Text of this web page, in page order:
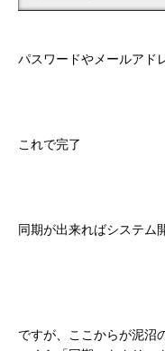
パスワードやメールアド
これで完了
同期が出来ればシステム
ですが、ここからが泥沼